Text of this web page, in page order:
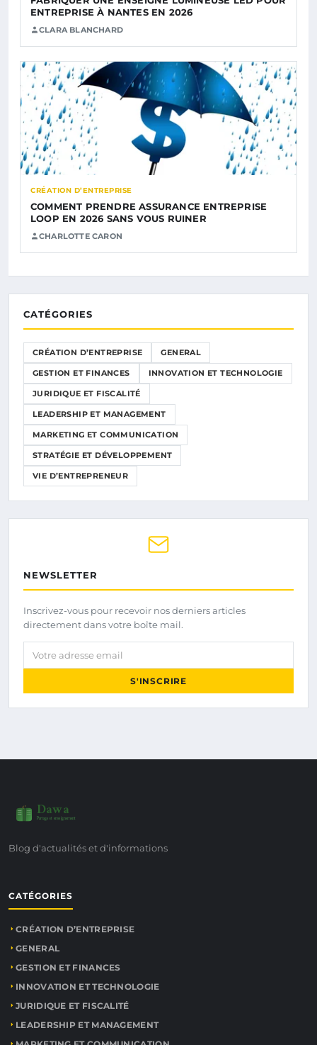
ENTREPRISE À NANTES EN 2026
CLARA BLANCHARD
CRÉATION D’ENTREPRISE
COMMENT PRENDRE ASSURANCE ENTREPRISE
LOOP EN 2026 SANS VOUS RUINER
CHARLOTTE CARON
CATÉGORIES
CRÉATION D’ENTREPRISE GENERAL
GESTION ET FINANCES INNOVATION ET TECHNOLOGIE
JURIDIQUE ET FISCALITÉ
LEADERSHIP ET MANAGEMENT
MARKETING ET COMMUNICATION
STRATÉGIE ET DÉVELOPPEMENT
VIE D’ENTREPRENEUR
NEWSLETTER
Inscrivez-vous pour recevoir nos derniers articles
directement dans votre boîte mail.
Votre adresse email
S'INSCRIRE
Dawa
Partage et enseignement
Blog d'actualités et d'informations
CATÉGORIES
CRÉATION D’ENTREPRISE
GENERAL
GESTION ET FINANCES
INNOVATION ET TECHNOLOGIE
JURIDIQUE ET FISCALITÉ
LEADERSHIP ET MANAGEMENT